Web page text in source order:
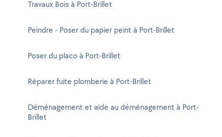
Travaux Bois à Port-Brillet
Peindre - Poser du papier peint à Port-Brillet
Poser du placo à Port-Brillet
Réparer fuite plomberie à Port-Brillet
Déménagement et aide au déménagement à Port-
Brillet